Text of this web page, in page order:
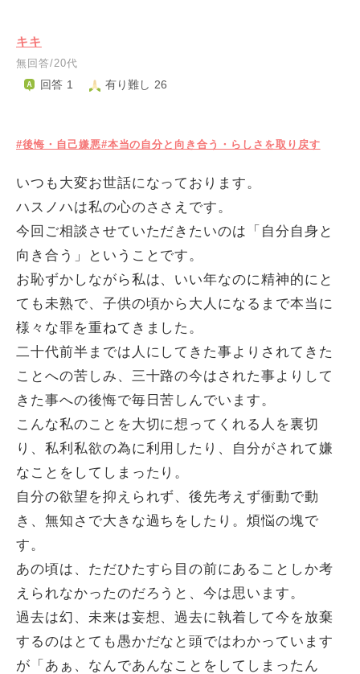
キキ
無回答/20代
回答 1 有り難し 26
#後悔・自己嫌悪#本当の自分と向き合う・らしさを取り戻す
いつも大変お世話になっております。
ハスノハは私の心のささえです。
今回ご相談させていただきたいのは「自分自身と
向き合う」ということです。
お恥ずかしながら私は、いい年なのに精神的にと
ても未熟で、子供の頃から大人になるまで本当に
様々な罪を重ねてきました。
二十代前半までは人にしてきた事よりされてきた
ことへの苦しみ、三十路の今はされた事よりして
きた事への後悔で毎日苦しんでいます。
こんな私のことを大切に想ってくれる人を裏切
り、私利私欲の為に利用したり、自分がされて嫌
なことをしてしまったり。
自分の欲望を抑えられず、後先考えず衝動で動
き、無知さで大きな過ちをしたり。煩悩の塊で
す。
あの頃は、ただひたすら目の前にあることしか考
えられなかったのだろうと、今は思います。
過去は幻、未来は妄想、過去に執着して今を放棄
するのはとても愚かだなと頭ではわかっています
が「あぁ、なんであんなことをしてしまったん